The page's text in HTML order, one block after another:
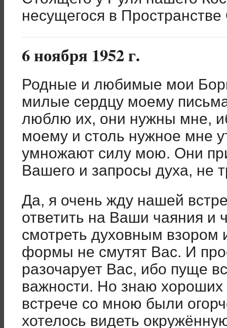
несущегося в
6 ноября 1952 г.
Родные и любимые мои
милые сердцу моему
люблю их, они нужны мне,
моему и столь нужное мне
умножают силу мою. Они
Вашего и запросы духа, не
Да, я очень жду нашей
ответить на Ваши чаяния и
смотреть духовным взором
формы не смутят Вас. И
разочарует Вас, ибо пуще
важности. Но знаю
встрече со мною были
хотелось видеть